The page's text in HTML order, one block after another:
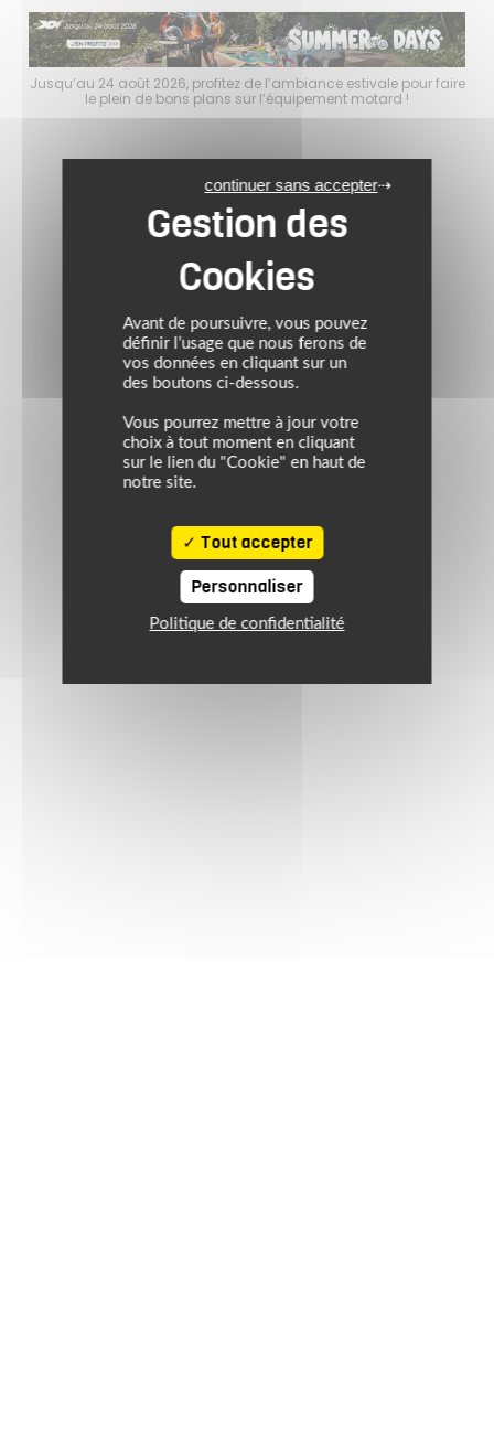
Jusqu’au 24 août 2026, profitez de l’ambiance estivale pour faire
le plein de bons plans sur l’équipement motard !
Avant de poursuivre, vous pouvez
définir l’usage que nous ferons de
vos données en cliquant sur un
des boutons ci-dessous.
Vous pourrez mettre à jour votre
choix à tout moment en cliquant
sur le lien du "Cookie" en haut de
notre site.
Tout accepter
continuer sans accepter
Personnaliser
Politique de confidentialité